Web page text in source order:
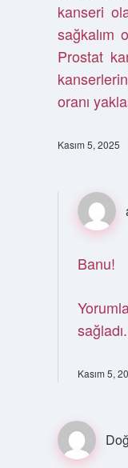
kanseri
sağkalım
Prostat
oranı
Kasım 5, 2025
Banu!
sağladı.
Kasım 5,